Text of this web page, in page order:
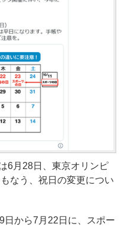
6月28日、東京オリンピ
なう、祝日の変更につい
から7月22日に、スポー